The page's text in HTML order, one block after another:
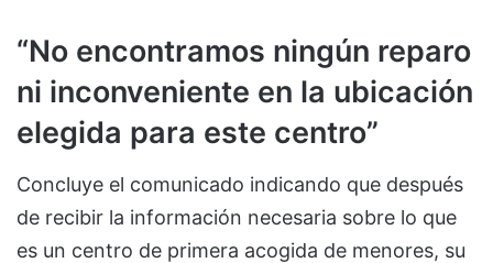
“No encontramos ningún reparo
ni inconveniente en la ubicación
elegida para este centro”
Concluye el comunicado indicando que después
de recibir la información necesaria sobre lo que
es un centro de primera acogida de menores, su